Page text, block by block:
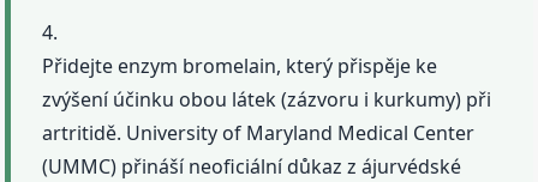
4.
Přidejte enzym bromelain, který přispěje ke
zvýšení účinku obou látek (zázvoru i kurkumy) při
artritidě. University of Maryland Medical Center
(UMMC) přináší neoficiální důkaz z ájurvédské